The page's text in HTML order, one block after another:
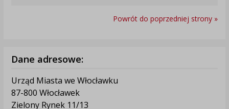
Powrót do poprzedniej strony »
Dane adresowe:
Urząd Miasta we Włocławku
87-800 Włocławek
Zielony Rynek 11/13